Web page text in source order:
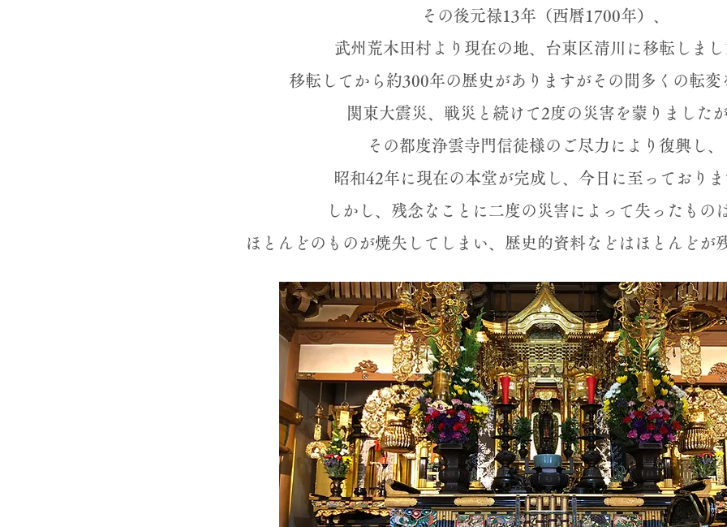
その後元禄13年（西暦1700年）、
武州荒木田村より現在の地、台東区清川に移転しま
移転してから約300年の歴史がありますがその間多くの転変
関東大震災、戦災と続けて2度の災害を蒙りました
その都度浄雲寺門信徒様のご尽力により復興し、
昭和42年に現在の本堂が完成し、今日に至っており
しかし、残念なことに二度の災害によって失ったもの
ほとんどのものが焼失してしまい、歴史的資料などはほとんどが